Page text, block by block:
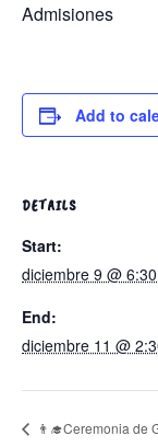
Admisiones
Add to
DETAILS
Start:
diciembre 9 @
End:
diciembre 11 @
👨‍🎓Ceremonia de